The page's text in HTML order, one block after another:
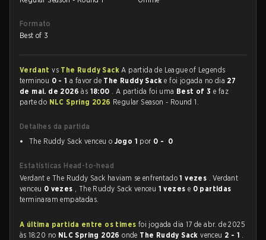
Formato
Best of 3
Verdantvs The Ruddy SackA partida de League of Legends
terminou 0 - 1 a favor de The Ruddy Sacke foi jogada no dia 27
de mai. de 2026às 18:00 . A partida foi uma Best of 3e faz
parte do NLC Spring 2026 Regular Season - Round 1.
Detalhes da partida
The Ruddy Sack venceu o Jogo 1 por 0 - 0
Estatísticas Head-to-head
Verdant e The Ruddy Sack haviam se enfrentado1 vezes . Verdant
venceu 0 vezes , The Ruddy Sack venceu 1 vezes e 0 partidas
terminaram empatadas.
A última partida entre os times foi jogada dia 17 de abr. de 2025
às 18:20 no NLC Spring 2026onde The Ruddy Sackvenceu 2 - 1 .